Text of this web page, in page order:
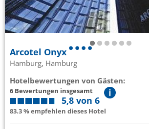
Arcotel Onyx
Hamburg, Hamburg
Hotelbewertungen von Gästen:
6 Bewertungen insgesamt
5,8 von 6
83.3 % empfehlen dieses Hotel